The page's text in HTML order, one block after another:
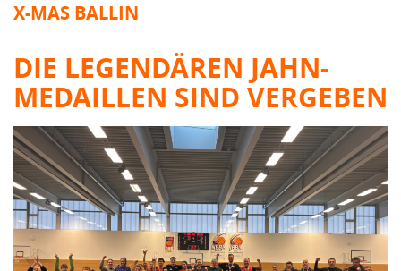
X-MAS BALLIN
DIE LEGENDÄREN JAHN-
MEDAILLEN SIND VERGEBEN